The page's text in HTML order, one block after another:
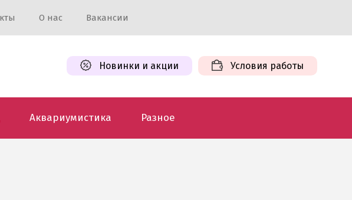
О нас Вакансии
Новинки и акции Условия работы
Аквариумистика Разное